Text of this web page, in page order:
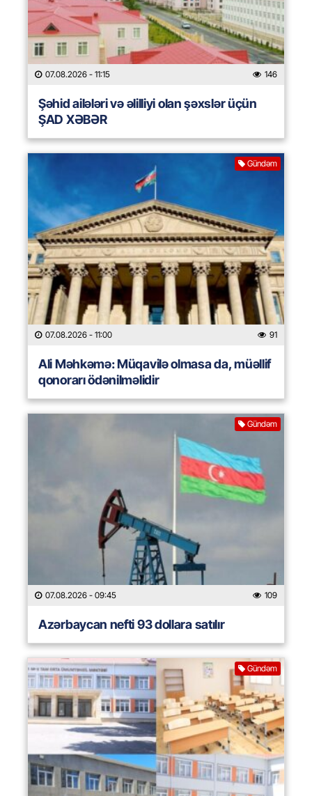
07.08.2026 - 11:15 146
Şəhid ailələri və əlilliyi olan şəxslər üçün
ŞAD XƏBƏR
Gündəm
07.08.2026 - 11:00 91
Ali Məhkəmə: Müqavilə olmasa da, müəllif
qonorarı ödənilməlidir
Gündəm
07.08.2026 - 09:45 109
Azərbaycan nefti 93 dollara satılır
Gündəm